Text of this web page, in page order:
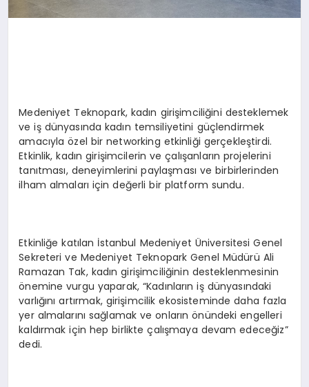
Medeniyet Teknopark, kadın girişimciliğini desteklemek
ve iş dünyasında kadın temsiliyetini güçlendirmek
amacıyla özel bir networking etkinliği gerçekleştirdi.
Etkinlik, kadın girişimcilerin ve çalışanların projelerini
tanıtması, deneyimlerini paylaşması ve birbirlerinden
ilham almaları için değerli bir platform sundu.
Etkinliğe katılan İstanbul Medeniyet Üniversitesi Genel
Sekreteri ve Medeniyet Teknopark Genel Müdürü Ali
Ramazan Tak, kadın girişimciliğinin desteklenmesinin
önemine vurgu yaparak, “Kadınların iş dünyasındaki
varlığını artırmak, girişimcilik ekosisteminde daha fazla
yer almalarını sağlamak ve onların önündeki engelleri
kaldırmak için hep birlikte çalışmaya devam edeceğiz”
dedi.